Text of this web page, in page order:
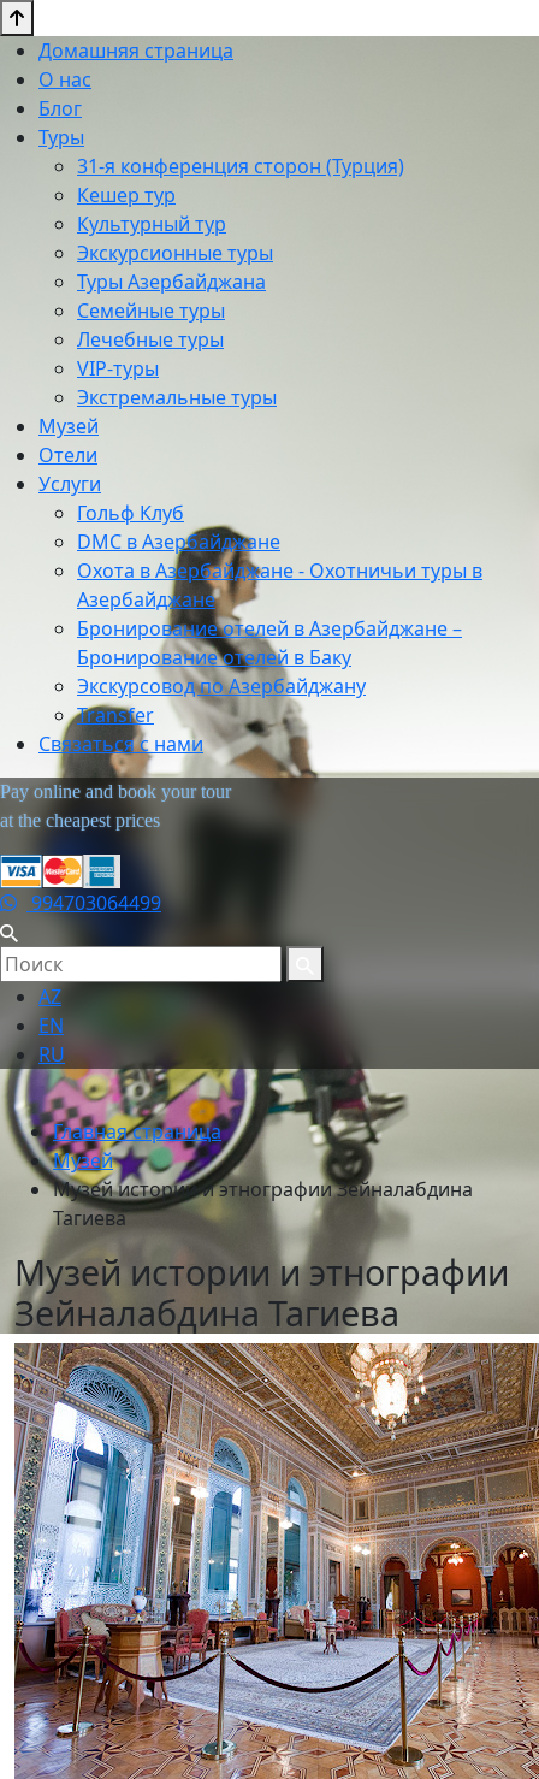
Домашняя страница
О нас
Блог
Туры
31-я конференция сторон (Турция)
Кешер тур
Культурный тур
Экскурсионные туры
Туры Азербайджана
Семейные туры
Лечебные туры
VIP-туры
Экстремальные туры
Музей
Отели
Услуги
Гольф Клуб
DMC в Азербайджане
Охота в Азербайджане - Охотничьи туры в
Азербайджане
Бронирование отелей в Азербайджане –
Бронирование отелей в Баку
Экскурсовод по Азербайджану
Transfer
Связаться с нами
Pay online and book your tour
at the cheapest prices
994703064499
AZ
EN
RU
Главная страница
Музей
Музей истории и этнографии Зейналабдина
Тагиева
Музей истории и этнографии
Зейналабдина Тагиева